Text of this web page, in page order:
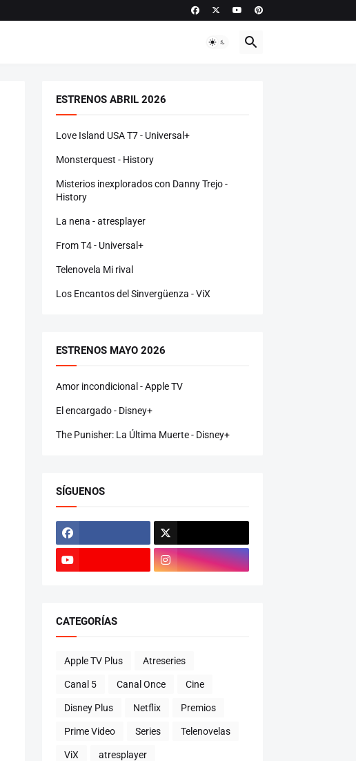
ESTRENOS ABRIL 2026
Love Island USA T7 - Universal+
Monsterquest - History
Misterios inexplorados con Danny Trejo -
History
La nena - atresplayer
From T4 - Universal+
Telenovela Mi rival
Los Encantos del Sinvergüenza - ViX
ESTRENOS MAYO 2026
Amor incondicional - Apple TV
El encargado - Disney+
The Punisher: La Última Muerte - Disney+
SÍGUENOS
CATEGORÍAS
Apple TV Plus Atreseries
Canal 5 Canal Once Cine
Disney Plus Netflix Premios
Prime Video Series Telenovelas
ViX atresplayer